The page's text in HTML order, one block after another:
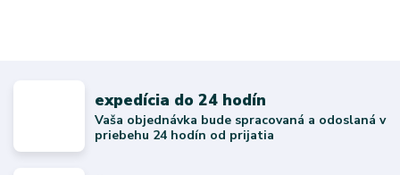
expedícia do 24 hodín
Vaša objednávka bude spracovaná a odoslaná v
priebehu 24 hodín od prijatia